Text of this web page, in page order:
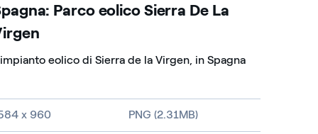
Parco eolico Sierra De La
eolico di Sierra de la Virgen, in Spagna
dell'immagine e tipo di file
x 960 PNG (2.31MB)